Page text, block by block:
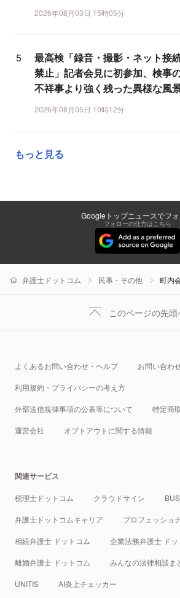
2026年08月03日 15時05分
最高検「録音・撮影・ネット接
禁止」記者会見に初参加、検事
不祥事より強く残った異様な風
2026年08月05日 10時12分
もっと見る
Googleトップニュースでフ
フォローの仕方はこちら
弁護士ドットコム 民事・その他 町内
このページの先頭
よくあるお問い合わせ・ヘルプ お問い合わ
利用規約・プライバシーの考え方
外部送信規律事項の公表等について 特定商
運営会社 オプトアウトに関する情報
関連サービス
税理士ドットコム クラウドサイン
弁護士ドットコムキャリア プロフェッショ
相続弁護士 ドットコム 企業法務弁護士 ドッ
離婚弁護士 ドットコム みんなの法律相談ま
UNITIS AI炎上チェッカー